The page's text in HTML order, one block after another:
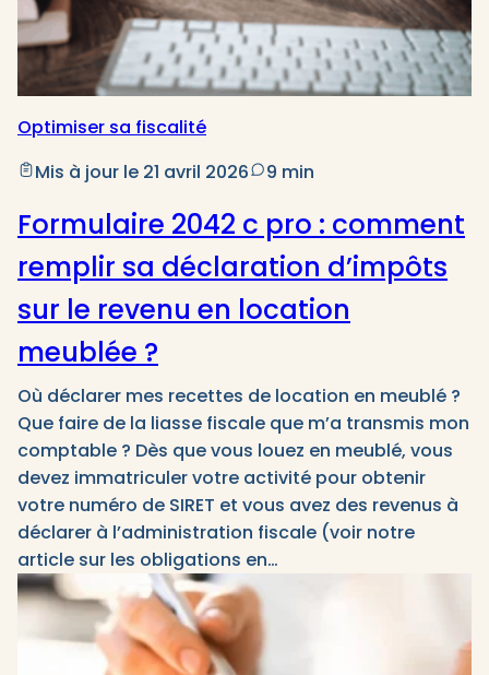
Optimiser sa fiscalité
Mis à jour le 21 avril 2026
9 min
Formulaire 2042 c pro : comment
remplir sa déclaration d’impôts
sur le revenu en location
meublée ?
Où déclarer mes recettes de location en meublé ?
Que faire de la liasse fiscale que m’a transmis mon
comptable ? Dès que vous louez en meublé, vous
devez immatriculer votre activité pour obtenir
votre numéro de SIRET et vous avez des revenus à
déclarer à l’administration fiscale (voir notre
article sur les obligations en…